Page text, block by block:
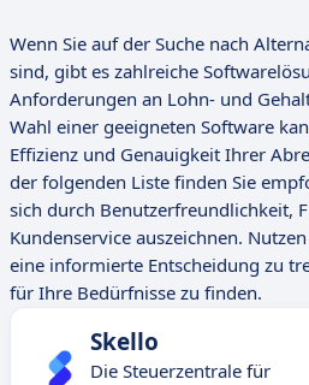
Wenn Sie auf der Suche nach
sind, gibt es zahlreiche
Anforderungen an Lohn- und
Wahl einer geeigneten Software
Effizienz und Genauigkeit Ihrer
der folgenden Liste finden Sie
sich durch Benutzerfreundlichkeit,
Kundenservice auszeichnen.
eine informierte Entscheidung zu
für Ihre Bedürfnisse zu finden.
Skello
Die Steuerzentrale für